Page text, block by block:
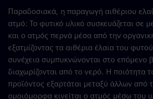
Παραδοσιακά, η παραγωγή αιθέριου
ατμό: Το φυτικό υλικό συσκευάζεται σε
και ο ατμός περνά μέσα από την
εξατμίζοντας τα αιθέρια έλαια του
συνέχεια συμπυκνώνονται στο επόμενο
διαχωρίζονται από το νερό. Η ποιότητα
προϊόντος εξαρτάται μεταξύ άλλων από
ομοιόμορφα κινείται ο ατμός μέσω του